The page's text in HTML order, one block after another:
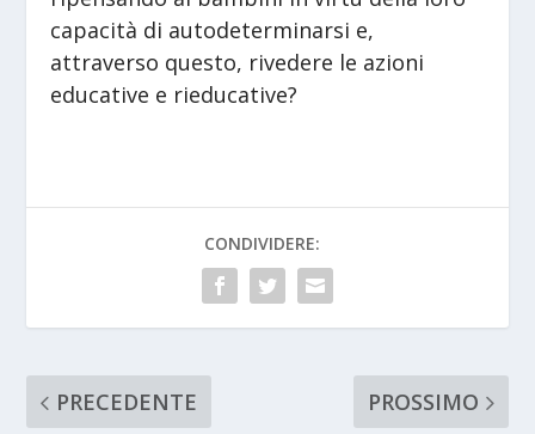
capacità di autodeterminarsi e,
attraverso questo, rivedere le azioni
educative e rieducative?
CONDIVIDERE:
PRECEDENTE
PROSSIMO